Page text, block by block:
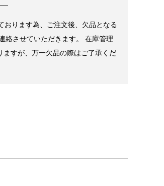
おります為、ご注文後、欠品となる
絡させていただきます。 在庫管理
すが、万一欠品の際はご了承くだ